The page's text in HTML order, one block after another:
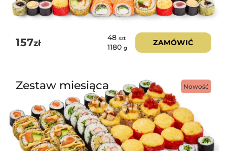
157zł
48 szt
1180 g
ZAMÓWIĆ
Nowość
Zestaw miesiąca